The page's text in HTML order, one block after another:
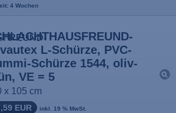
4 Wochen
L-Schürze, PVC-
Schürze 1544, oliv-
VE = 5
x 105 cm
EUR inkl. 19 % MwSt.